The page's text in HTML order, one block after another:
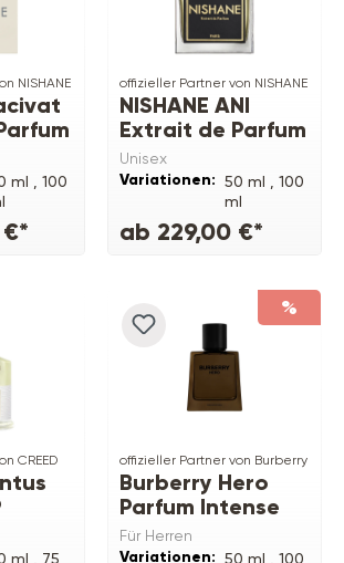
NISHANE
ml , 100
offizieller Partner von NISHANE
NISHANE ANI
Extrait de Parfum
Unisex
Variationen: 50 ml , 100
ml
ab 229,00 €*
CREED
ml , 75
%
offizieller Partner von Burberry
Burberry Hero
Parfum Intense
Für Herren
Variationen: 50 ml , 100